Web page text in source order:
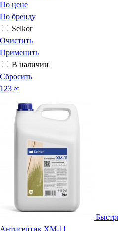
По цене
По бренду
Selkor
Очистить
Применить
В наличии
Сбросить
123 ∞
Антисептик ХМ-11